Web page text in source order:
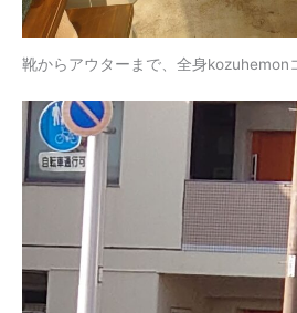
靴からアウターまで、全身kozuhemon